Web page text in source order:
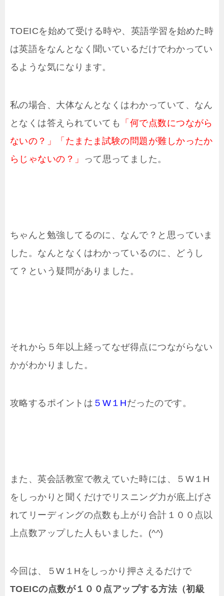
TOEICを始めて受ける時や、英語学習を始めた時
は英語をなんとなく聞いているだけでわかってい
るような気になります。
私の場合、大体なんとなくはわかっていて、なん
となくは答えられていても
「何で点数につながら
ないの？」「たまたま試験の問題が難しかったか
らじゃないの？」
って思ってました。
ちゃんと勉強してるのに、なんで？と思っていま
した。なんとなくはわかっているのに、どうし
て？という疑問がありました。
それから５年以上経ってなぜ得点につながらない
かがわかりました。
攻略するポイントは ５W１Hだったのです。
また、英会話教室で教えていた時には、５W１H
をしっかりと聞くだけでリスニング力が底上げさ
れてリーディングの点数も上がり合計１００点以
上点数アップした人もいました。(^^)
今回は、５W１Hをしっかり押さえるだけで
TOEICの点数が１００点アップする方法（初級